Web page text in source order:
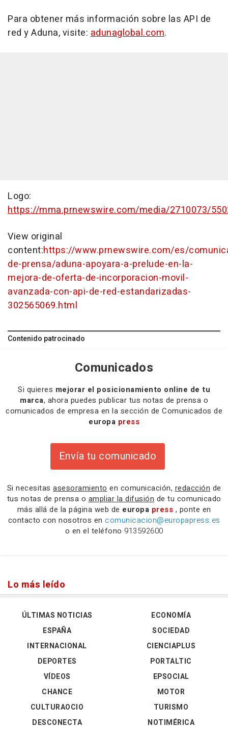
Para obtener más información sobre las API de
red y Aduna, visite:adunaglobal.com.
Logo:
https://mma.prnewswire.com/media/2710073/
View original
content:https://www.prnewswire.com/es/
de-prensa/aduna-apoyara-a-prelude-en-la-
mejora-de-oferta-de-incorporacion-movil-
avanzada-con-api-de-red-estandarizadas-
302565069.html
Contenido patrocinado
Comunicados
Si quieres mejorar el posicionamiento online de tu
marca, ahora puedes publicar tus notas de prensa o
comunicados de empresa en la sección de Comunicados de
europa press
Envía tu comunicado
Si necesitas asesoramiento en comunicación, redacción de
tus notas de prensa o ampliar la difusión de tu comunicado
más allá de la página web de europa press , ponte en
contacto con nosotros en comunicacion@europapress.es
o en el teléfono 913592600
Lo más leído
ÚLTIMAS NOTICIAS
ESPAÑA
INTERNACIONAL
DEPORTES
VÍDEOS
ECONOMÍA
SOCIEDAD
CIENCIAPLUS
PORTALTIC
EPSOCIAL
CHANCE
CULTURAOCIO
DESCONECTA
MOTOR
TURISMO
NOTIMÉRICA